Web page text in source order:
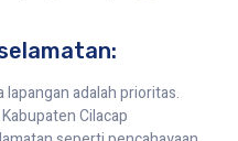
adalah prioritas.
Cilacap